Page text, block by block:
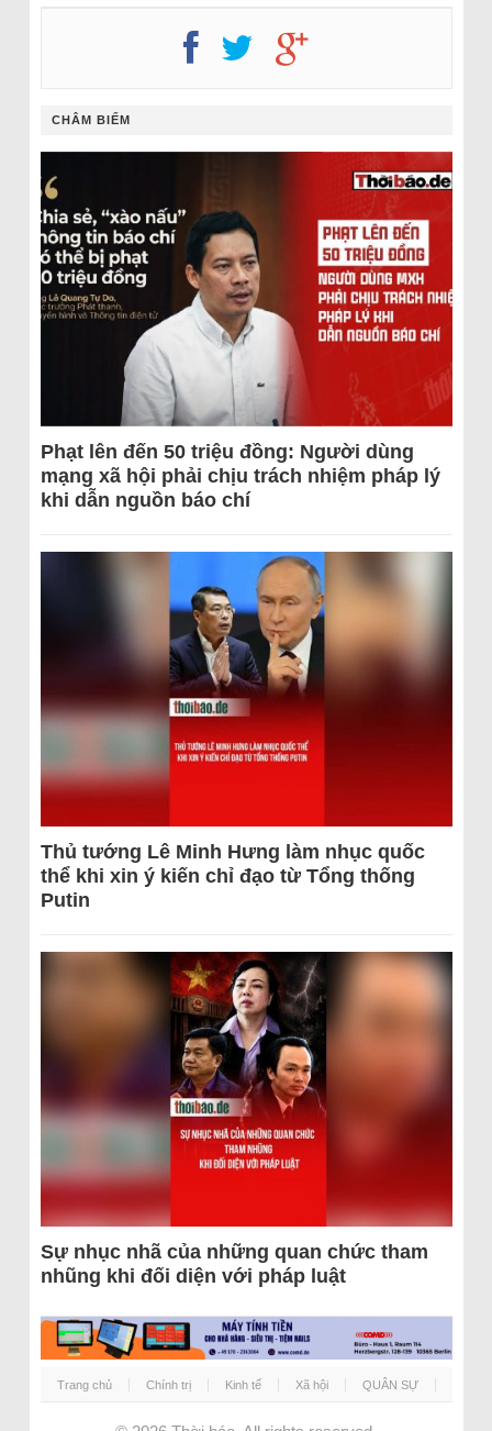
CHÂM BIẾM
Phạt lên đến 50 triệu đồng: Người dùng
mạng xã hội phải chịu trách nhiệm pháp lý
khi dẫn nguồn báo chí
Thủ tướng Lê Minh Hưng làm nhục quốc
thể khi xin ý kiến chỉ đạo từ Tổng thống
Putin
Sự nhục nhã của những quan chức tham
nhũng khi đối diện với pháp luật
Trang chủ Chính trị Kinh tế Xã hội QUÂN SỰ